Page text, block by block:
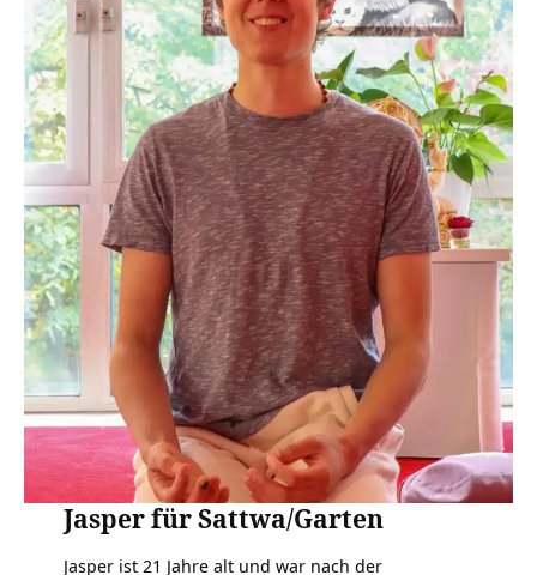
Jasper für Sattwa/Garten
Jasper ist 21 Jahre alt und war nach der